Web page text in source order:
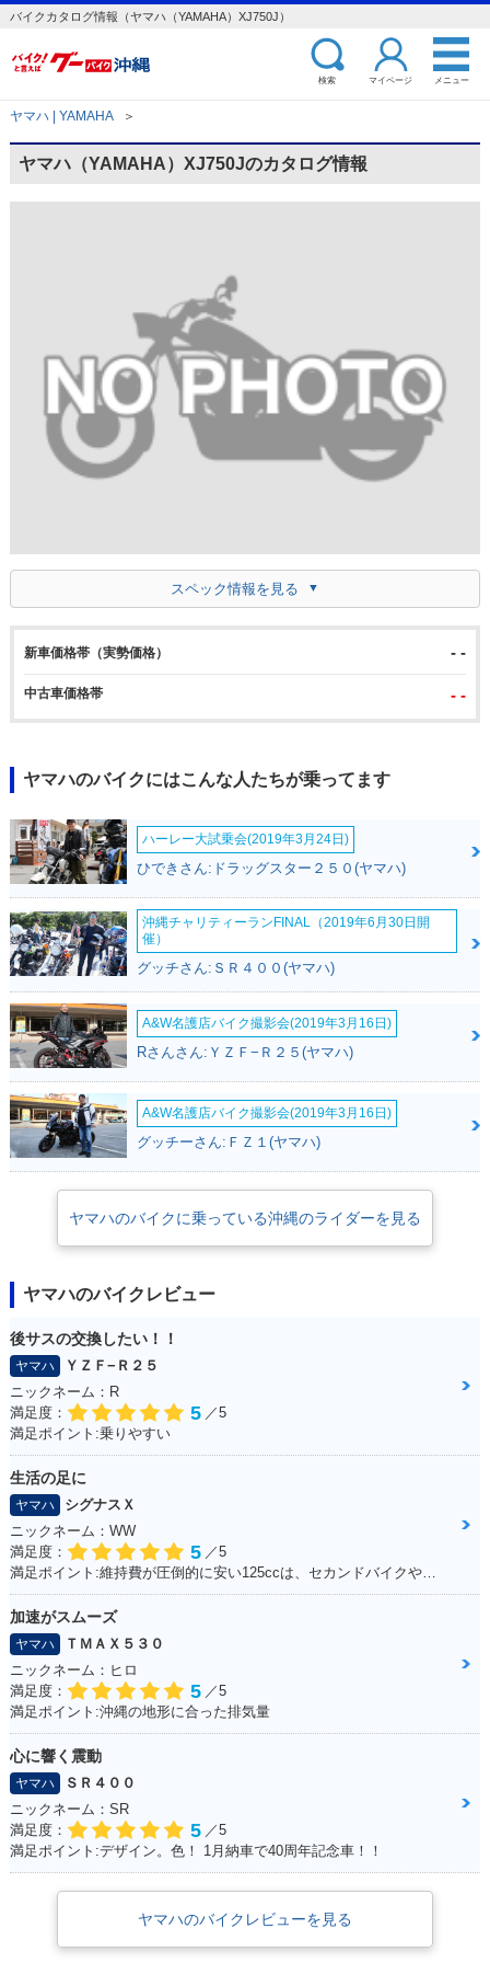
バイクカタログ情報（ヤマハ（YAMAHA）XJ750J）
検索 マイページ メニュー
ヤマハ | YAMAHA ＞
ヤマハ（YAMAHA）XJ750Jのカタログ情報
スペック情報を見る
新車価格帯（実勢価格） - -
中古車価格帯 - -
ヤマハのバイクにはこんな人たちが乗ってます
ハーレー大試乗会(2019年3月24日)
ひできさん:ドラッグスター２５０(ヤマハ)
沖縄チャリティーランFINAL（2019年6月30日開
催）
グッチさん:ＳＲ４００(ヤマハ)
A&W名護店バイク撮影会(2019年3月16日)
Rさんさん:ＹＺＦ−Ｒ２５(ヤマハ)
A&W名護店バイク撮影会(2019年3月16日)
グッチーさん:ＦＺ１(ヤマハ)
ヤマハのバイクに乗っている沖縄のライダーを見る
ヤマハのバイクレビュー
後サスの交換したい！！
ヤマハ
ＹＺＦ−Ｒ２５
ニックネーム：R
満足度：
5 ／5
満足ポイント:乗りやすい
生活の足に
ヤマハ
シグナスＸ
ニックネーム：WW
満足度：
5 ／5
満足ポイント:維持費が圧倒的に安い125ccは、セカンドバイクや通勤用としてオススメ。125ccスクーターの中でも、シグナスXの走行性能は力強く、普段の街乗りでは、力不足を感じる事はあまりない。 メットインも半ヘル2つなら余裕で入るので、収納性も抜群。
加速がスムーズ
ヤマハ
ＴＭＡＸ５３０
ニックネーム：ヒロ
満足度：
5 ／5
満足ポイント:沖縄の地形に合った排気量
心に響く震動
ヤマハ
ＳＲ４００
ニックネーム：SR
満足度：
5 ／5
満足ポイント:デザイン。色！ 1月納車で40周年記念車！！
ヤマハのバイクレビューを見る